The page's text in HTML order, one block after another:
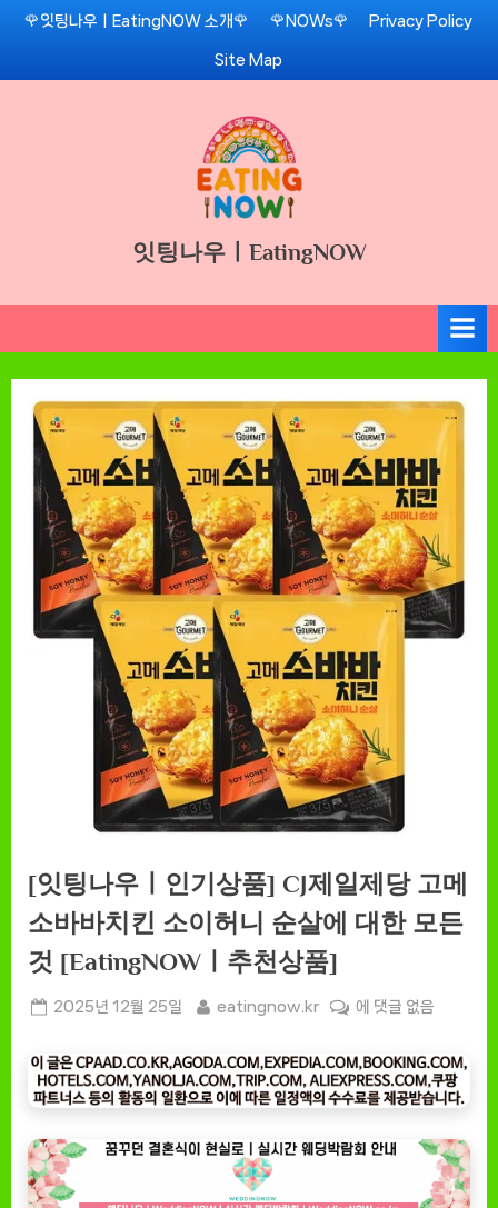
Skip
content
🌹잇팅나우ㅣEatingNOW 소개🌹 🌹NOWs🌹 Privacy Policy
Site Map
잇팅나우ㅣEatingNOW
[잇팅나우ㅣ인기상품] CJ제일제당 고메
소바바치킨 소이허니 순살에 대한 모든
것 [EatingNOWㅣ추천상품]
Posted
2025년 12월 25일 By
eatingnow.kr
[잇
나
우
ㅣ
인
에 댓글 없음